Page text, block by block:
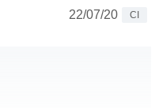
22/07/20
CI